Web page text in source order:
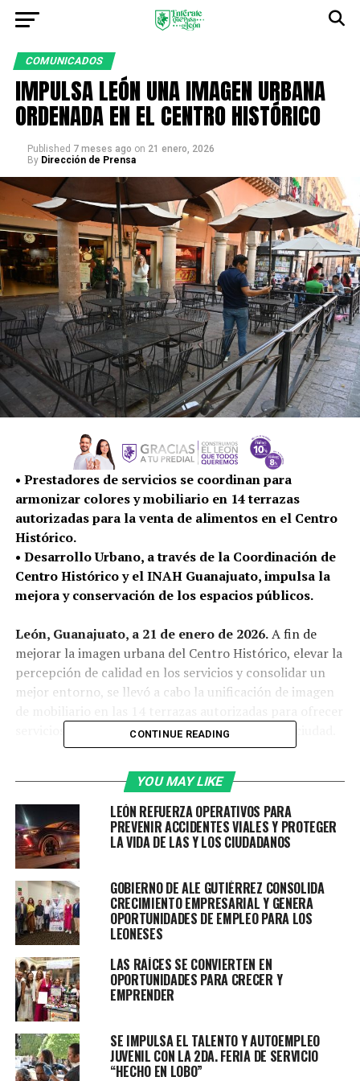
COMUNICADOS
IMPULSA LEÓN UNA IMAGEN URBANA
ORDENADA EN EL CENTRO HISTÓRICO
Published 7 meses ago on 21 enero, 2026
By Dirección de Prensa
• Prestadores de servicios se coordinan para
armonizar colores y mobiliario en 14 terrazas
autorizadas para la venta de alimentos en el Centro
Histórico.
• Desarrollo Urbano, a través de la Coordinación de
Centro Histórico y el INAH Guanajuato, impulsa la
mejora y conservación de los espacios públicos.
León, Guanajuato, a 21 de enero de 2026.A fin de
mejorar la imagen urbana del Centro Histórico, elevar la
percepción de calidad en los servicios y consolidar un
mejor entorno, se llevó a cabo la unificación de imagen
servicios de alimentos en el primer cuadro de la ciudad.
Municipal y prestadores de servicios, fue posible realizar
esta unificación que permitirá ofrecer una mejor la
experiencia de las familias y visitantes que diariamente
recorren el Centro Histórico, uno de los espacios más
representativos y concurridos de León.
Las terrazas forman parte de la historia y la vida
cotidiana del municipio; algunas cuentan con más de
dos décadas de operación y se han consolidado como
elementos distintivos del paisaje urbano. Con esta
unificación de imagen, se da un paso firme hacia el
fortalecimiento de la identidad del Centro Histórico,
respetando su valor patrimonial y su vocación turística
y comercial.
Desarrollo Urbano a través del IMPLAN, gestionó una
CONTINUE READING
YOU MAY LIKE
LEÓN REFUERZA OPERATIVOS PARA
PREVENIR ACCIDENTES VIALES Y PROTEGER
LA VIDA DE LAS Y LOS CIUDADANOS
GOBIERNO DE ALE GUTIÉRREZ CONSOLIDA
CRECIMIENTO EMPRESARIAL Y GENERA
OPORTUNIDADES DE EMPLEO PARA LOS
LEONESES
LAS RAÍCES SE CONVIERTEN EN
OPORTUNIDADES PARA CRECER Y
EMPRENDER
SE IMPULSA EL TALENTO Y AUTOEMPLEO
JUVENIL CON LA 2DA. FERIA DE SERVICIO
“HECHO EN LOBO”